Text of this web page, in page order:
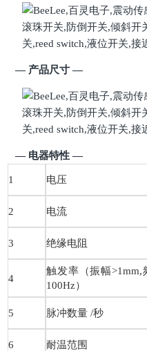
— 产品尺寸—
— 电器特性—
1 电压
2 电流
3 绝缘电阻
4
触发率（振幅>1mm,
100Hz）
5 脉冲数量 /秒
6 耐温范围